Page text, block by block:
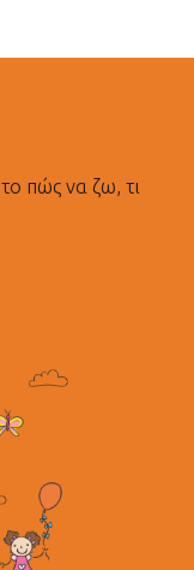
πώς να ζω, τι